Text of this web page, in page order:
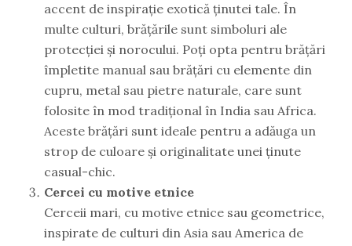
accent de inspirație exotică ținutei tale. În
multe culturi, brățările sunt simboluri ale
protecției și norocului. Poți opta pentru brățări
împletite manual sau brățări cu elemente din
cupru, metal sau pietre naturale, care sunt
folosite în mod tradițional în India sau Africa.
Aceste brățări sunt ideale pentru a adăuga un
strop de culoare și originalitate unei ținute
casual-chic.
Cercei cu motive etnice
Cerceii mari, cu motive etnice sau geometrice,
inspirate de culturi din Asia sau America de